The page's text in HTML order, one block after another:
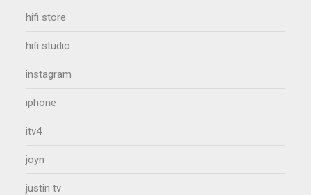
hifi store
hifi studio
instagram
iphone
itv4
joyn
justin tv